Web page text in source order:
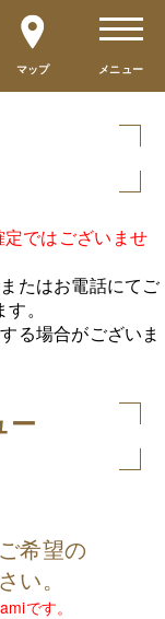
ではございませ
たはお電話にてご
。
る場合がございま
ー
希望の
い。
です。
toggle
マップ メニュー